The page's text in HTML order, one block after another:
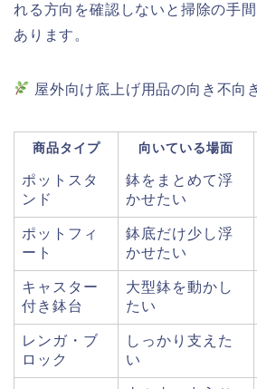
れる方向を確認しないと掃除の手
あります。
屋外向け底上げ用品の向き不向
商品タイプ 向いている場面
ポットスタ
ンド
鉢をまとめて浮
かせたい
ポットフィ
ート
鉢底だけ少し浮
かせたい
キャスター
付き鉢台
大型鉢を動かし
たい
レンガ・ブ
ロック
しっかり支えた
い